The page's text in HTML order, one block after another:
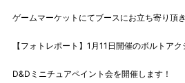
ゲームマーケットにてブースにお立ち寄り頂
【フォトレポート】1月11日開催のボルトア
D&Dミニチュアペイント会を開催します！